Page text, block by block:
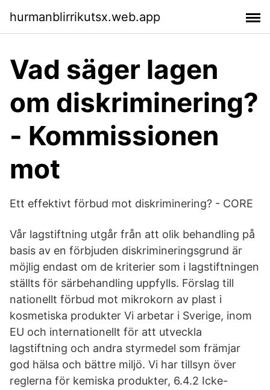
hurmanblirrikutsx.web.app
Vad säger lagen
om diskriminering?
- Kommissionen
mot
Ett effektivt förbud mot diskriminering? - CORE
Vår lagstiftning utgår från att olik behandling på
basis av en förbjuden diskrimineringsgrund är
möjlig endast om de kriterier som i lagstiftningen
ställts för särbehandling uppfylls. Förslag till
nationellt förbud mot mikrokorn av plast i
kosmetiska produkter Vi arbetar i Sverige, inom
EU och internationellt för att utveckla
lagstiftning och andra styrmedel som främjar
god hälsa och bättre miljö. Vi har tillsyn över
reglerna för kemiska produkter, 6.4.2 Icke-